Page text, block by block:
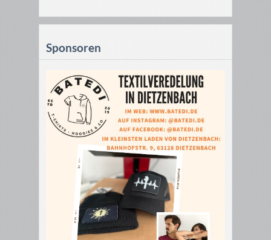
Sponsoren